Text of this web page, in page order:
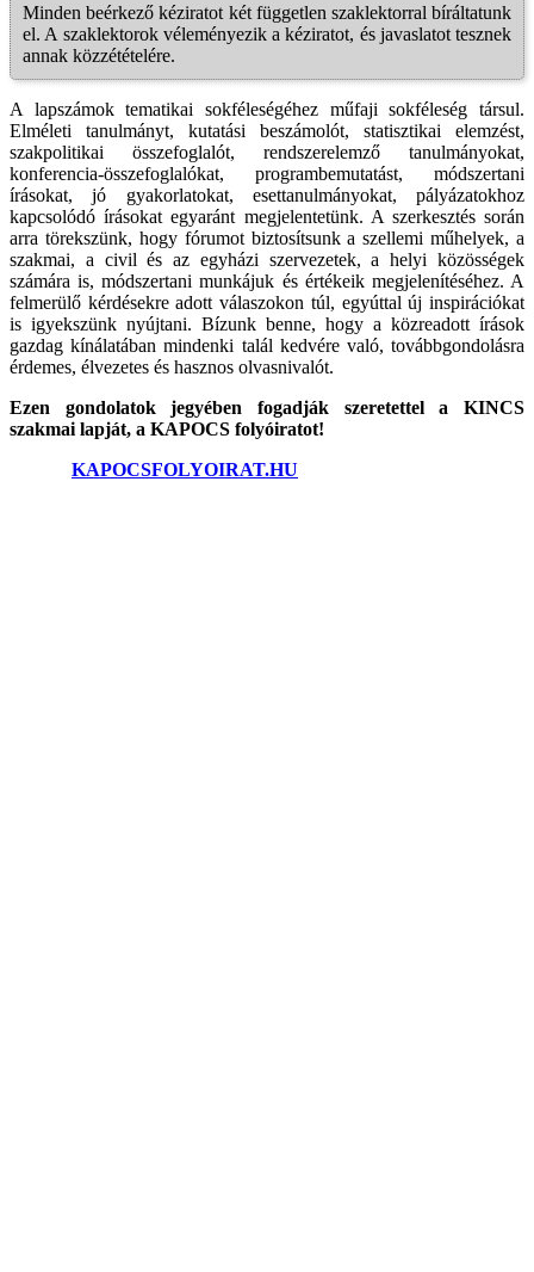
Minden beérkező kéziratot két független szaklektorral bíráltatunk
el. A szaklektorok véleményezik a kéziratot, és javaslatot tesznek
annak közzétételére.
A lapszámok tematikai sokféleségéhez műfaji sokféleség társul.
Elméleti tanulmányt, kutatási beszámolót, statisztikai elemzést,
szakpolitikai összefoglalót, rendszerelemző tanulmányokat,
konferencia-összefoglalókat, programbemutatást, módszertani
írásokat, jó gyakorlatokat, esettanulmányokat, pályázatokhoz
kapcsolódó írásokat egyaránt megjelentetünk. A szerkesztés során
arra törekszünk, hogy fórumot biztosítsunk a szellemi műhelyek, a
szakmai, a civil és az egyházi szervezetek, a helyi közösségek
számára is, módszertani munkájuk és értékeik megjelenítéséhez. A
felmerülő kérdésekre adott válaszokon túl, egyúttal új inspirációkat
is igyekszünk nyújtani. Bízunk benne, hogy a közreadott írások
gazdag kínálatában mindenki talál kedvére való, továbbgondolásra
érdemes, élvezetes és hasznos olvasnivalót.
Ezen gondolatok jegyében fogadják szeretettel a KINCS
szakmai lapját, a KAPOCS folyóiratot!
KAPOCSFOLYOIRAT.HU